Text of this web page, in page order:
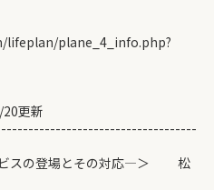
plane_4_info.php?
更新
スの登場とその対応―＞ 松